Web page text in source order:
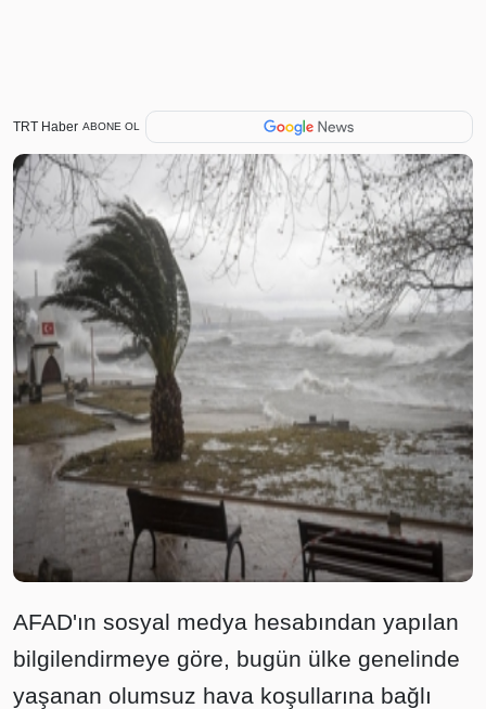
TRT Haber ABONE OL
AFAD'ın sosyal medya hesabından yapılan
bilgilendirmeye göre, bugün ülke genelinde
yaşanan olumsuz hava koşullarına bağlı